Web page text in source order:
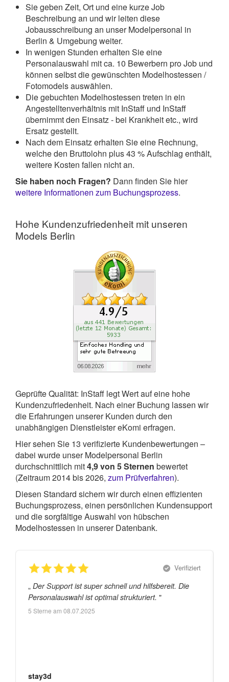
Sie geben Zeit, Ort und eine kurze Job
Beschreibung an und wir leiten diese
Jobausschreibung an unser Modelpersonal in
Berlin & Umgebung weiter.
In wenigen Stunden erhalten Sie eine
Personalauswahl mit ca. 10 Bewerbern pro Job und
können selbst die gewünschten Modelhostessen /
Fotomodels auswählen.
Die gebuchten Modelhostessen treten in ein
Angestelltenverhältnis mit InStaff und InStaff
übernimmt den Einsatz - bei Krankheit etc., wird
Ersatz gestellt.
Nach dem Einsatz erhalten Sie eine Rechnung,
welche den Bruttolohn plus 43 % Aufschlag enthält,
weitere Kosten fallen nicht an.
Sie haben noch Fragen? Dann finden Sie hier
weitere Informationen zum Buchungsprozess.
Hohe Kundenzufriedenheit mit unseren
Models Berlin
Geprüfte Qualität: InStaff legt Wert auf eine hohe
Kundenzufriedenheit. Nach einer Buchung lassen wir
die Erfahrungen unserer Kunden durch den
unabhängigen Dienstleister eKomi erfragen.
Hier sehen Sie 13 verifizierte Kundenbewertungen –
dabei wurde unser Modelpersonal Berlin
durchschnittlich mit4,9von 5Sternen bewertet
(Zeitraum 2014 bis 2026, zum Prüfverfahren).
Diesen Standard sichern wir durch einen effizienten
Buchungsprozess, einen persönlichen Kundensupport
und die sorgfältige Auswahl von hübschen
Modelhostessen in unserer Datenbank.
Verifiziert
„
Personalauswahl ist optimal strukturiert. "
5 Sterne am 08.07.2025
stay3d